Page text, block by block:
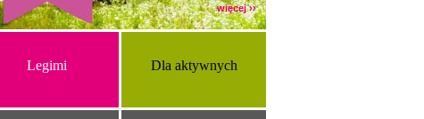
więcej ››
Legimi Dla aktywnych